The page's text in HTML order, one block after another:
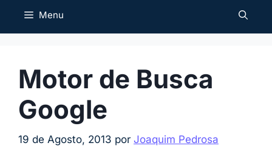
Menu
Motor de Busca
Google
19 de Agosto, 2013 por Joaquim Pedrosa